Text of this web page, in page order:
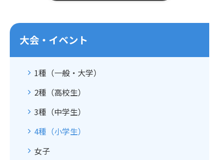
大会・イベント
1種（一般・大学）
2種（高校生）
3種（中学生）
4種（小学生）
女子